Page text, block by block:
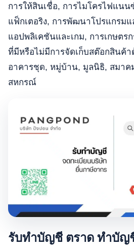
การให้สินเชื่อ, การไมโครไฟแนน
แฟ็กเตอริง, การพัฒนาโปรแกรม
แอปพลิเคชันและเกม, การเกษตร
ที่มีหรือไม่มีการจัดเก็บสต๊อกสินค้
อาคารชุด, หมู่บ้าน, มูลนิธิ, สมาค
สหกรณ์
รับทำบัญชี ตราด ทำบัญ